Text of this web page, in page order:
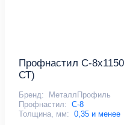
Профнастил С-
СТ)
Бренд:
МеталлПрофиль
Профнастил: С-8
Толщина, мм: 0,35 и менее